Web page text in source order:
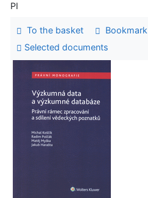
PI
To the basket
Bookmark
Selected documents